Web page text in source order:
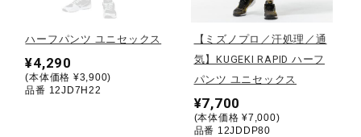
ゴルフ
ハーフパンツ ユニセックス
¥4,290
(本体価格 ¥3,900)
品番 12JD7H22
【ミズノプロ／汗処理／通
気】KUGEKI RAPID ハーフ
パンツ ユニセックス
¥7,700
(本体価格 ¥7,000)
品番 12JDDP80